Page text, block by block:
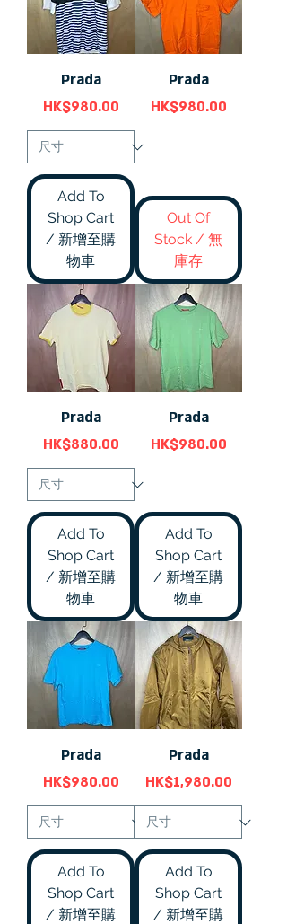
Prada
價格
HK$980.00
Add To
Shop Cart
/ 新增至購
物車
Prada
價格
HK$980.00
Out Of
Stock / 無
庫存
Prada
價格
HK$880.00
Add To
Shop Cart
/ 新增至購
物車
Prada
價格
HK$980.00
Add To
Shop Cart
/ 新增至購
物車
Prada
價格
HK$980.00
Add To
Shop Cart
/ 新增至購
Prada
價格
HK$1,980.00
Add To
Shop Cart
/ 新增至購